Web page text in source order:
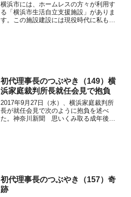
横浜市には、ホームレスの方々が利用す
る「横浜市生活自立支援施設」がありま
す。この施設建設には現役時代に私も関
初代理事長のつぶやき（149）横
浜家庭裁判所長就任会見で抱負
2017年9月27日（水）、横浜家庭裁判所
長が就任会見で次のように抱負を述べ
た。神奈川新聞 思いくみ取る成年後見
初代理事長のつぶやき（157）奇
跡